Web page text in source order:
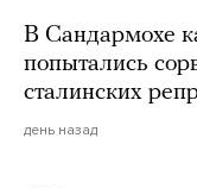
В Сандармохе
попытались
сталинских
день назад